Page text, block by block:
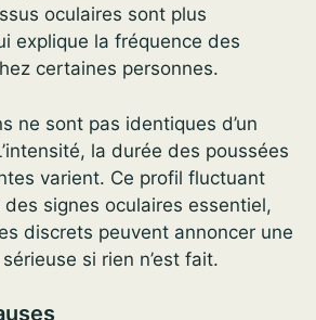
oculaires sont plus
explique la fréquence des
certaines personnes.
ne sont pas identiques d’un
la durée des poussées
varient. Ce profil fluctuant
signes oculaires essentiel,
discrets peuvent annoncer une
si rien n’est fait.